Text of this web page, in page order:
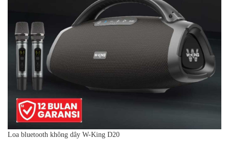
Loa bluetooth không dây W-King D20